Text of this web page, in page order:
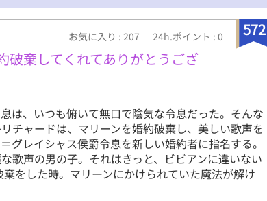
572
お気に入り : 207 24h.ポイント : 0
破棄してくれてありがとうござ
は、いつも俯いて無口で陰気な令息だった。そんな
チャードは、マリーンを婚約破棄し、美しい歌声を
グレイシャス侯爵令息を新しい婚約者に指名する。
歌声の男の子。それはきっと、ビビアンに違いない
をした時。マリーンにかけられていた魔法が解け